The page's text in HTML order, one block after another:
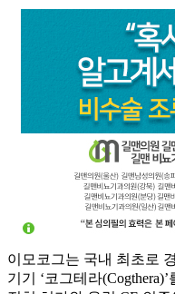
이모코그는 국내 최초로
기기 ‘코그테라